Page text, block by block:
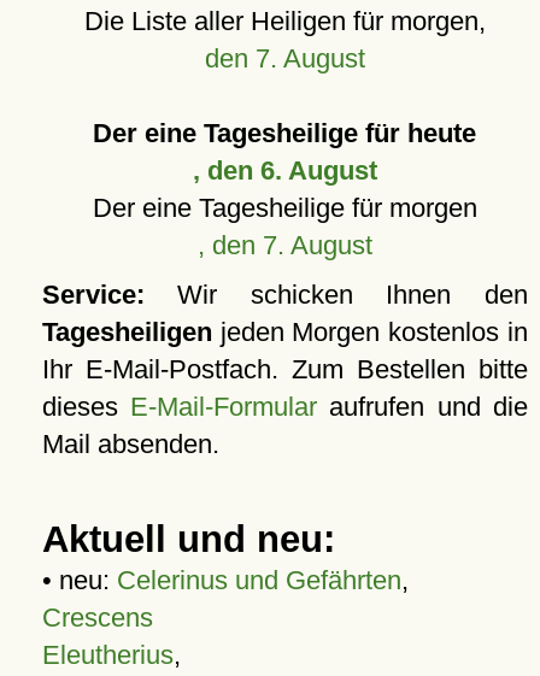
Die Liste aller Heiligen für morgen,
den 7. August
Der eine Tagesheilige für heute
, den 6. August
Der eine Tagesheilige für morgen
, den 7. August
Service: Wir schicken Ihnen den
Tagesheiligen jeden Morgen kostenlos in
Ihr E-Mail-Postfach. Zum Bestellen bitte
dieses E-Mail-Formular aufrufen und die
Mail absenden.
Aktuell und neu:
• neu: Celerinus und Gefährten,
Crescens
Eleutherius,